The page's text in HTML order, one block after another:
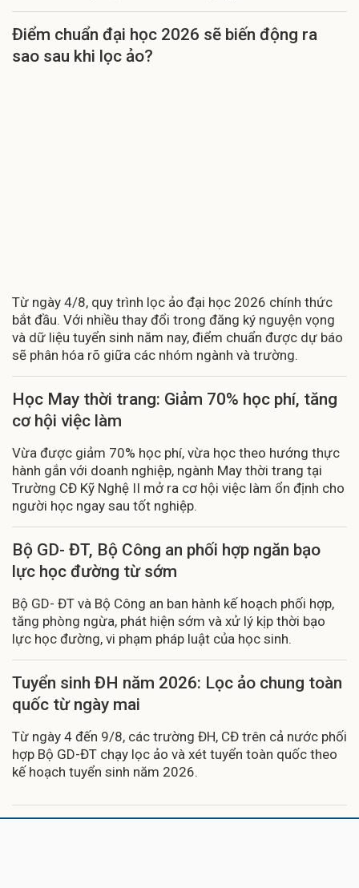
Điểm chuẩn đại học 2026 sẽ biến động ra
sao sau khi lọc ảo?
Từ ngày 4/8, quy trình lọc ảo đại học 2026 chính thức
bắt đầu. Với nhiều thay đổi trong đăng ký nguyện vọng
và dữ liệu tuyển sinh năm nay, điểm chuẩn được dự báo
sẽ phân hóa rõ giữa các nhóm ngành và trường.
Học May thời trang: Giảm 70% học phí, tăng
cơ hội việc làm
Vừa được giảm 70% học phí, vừa học theo hướng thực
hành gắn với doanh nghiệp, ngành May thời trang tại
Trường CĐ Kỹ Nghệ II mở ra cơ hội việc làm ổn định cho
người học ngay sau tốt nghiệp.
Bộ GD- ĐT, Bộ Công an phối hợp ngăn bạo
lực học đường từ sớm
Bộ GD- ĐT và Bộ Công an ban hành kế hoạch phối hợp,
tăng phòng ngừa, phát hiện sớm và xử lý kịp thời bạo
lực học đường, vi phạm pháp luật của học sinh.
Tuyển sinh ĐH năm 2026: Lọc ảo chung toàn
quốc từ ngày mai
Từ ngày 4 đến 9/8, các trường ĐH, CĐ trên cả nước phối
hợp Bộ GD-ĐT chạy lọc ảo và xét tuyển toàn quốc theo
kế hoạch tuyển sinh năm 2026.